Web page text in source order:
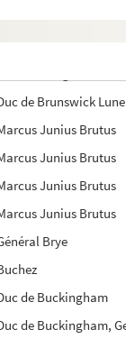
Bruat
Brugère
Brugère
de Brunswick
Junius Brutus
Junius Brutus
Junius Brutus
Junius Brutus
Brye
de Buckingham
de Buckingham,